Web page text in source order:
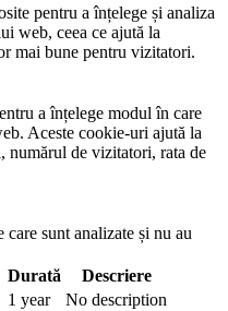
pentru a înțelege și analiza
web, ceea ce ajută la
mai bune pentru vizitatori.
a înțelege modul în care
Aceste cookie-uri ajută la
numărul de vizitatori, rata de
sunt analizate și nu au
Durată
Descriere
1 year
No description